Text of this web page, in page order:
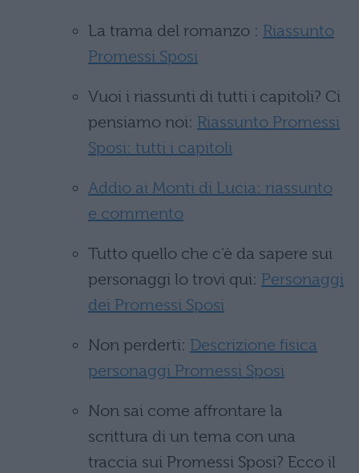
La trama del romanzo : Riassunto
Promessi Sposi
Vuoi i riassunti di tutti i capitoli? Ci
pensiamo noi: Riassunto Promessi
Sposi: tutti i capitoli
Addio ai Monti di Lucia: riassunto
e commento
Tutto quello che c’è da sapere sui
personaggi lo trovi qui: Personaggi
dei Promessi Sposi
Non perderti: Descrizione fisica
personaggi Promessi Sposi
Non sai come affrontare la
scrittura di un tema con una
traccia sui Promessi Sposi? Ecco il